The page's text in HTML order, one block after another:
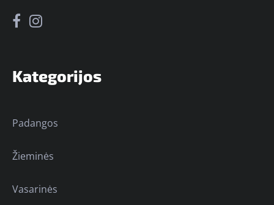
Kategorijos
Padangos
Žieminės
Vasarinės